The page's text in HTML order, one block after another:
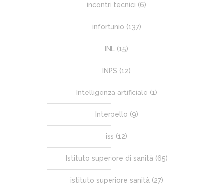
incontri tecnici (6)
infortunio (137)
INL (15)
INPS (12)
Intelligenza artificiale (1)
Interpello (9)
iss (12)
Istituto superiore di sanità (65)
istituto superiore sanità (27)